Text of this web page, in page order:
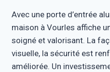
Avec une porte d’entrée
maison à Vourles affiche
soigné et valorisant. La
visuelle, la sécurité est
améliorée. Un